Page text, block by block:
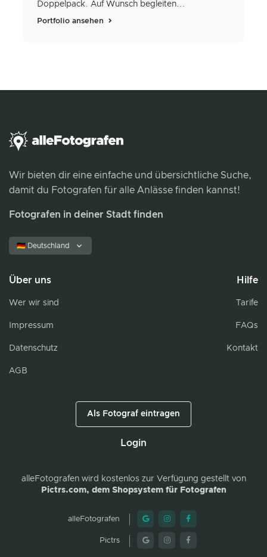
Doppelpack. Auf Wunsch begleiten...
Portfolio ansehen
Wir bieten dir eine einfache und übersichtliche Suche,
damit du Fotografen für alle Anlässe finden kannst!
Fotografen in deiner Stadt finden
🇩🇪 Deutschland
Über uns
Wer wir sind
Impressum
Datenschutz
AGB
Hilfe
Tarife
FAQs
Kontakt
Als Fotograf eintragen
Login
alleFotografenwird kostenlos zur Verfügung gestellt von
Pictrs.com, dem Shopsystem für Fotografen
alleFotografen
Pictrs